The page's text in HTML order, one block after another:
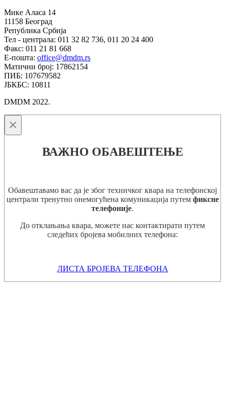
Мике Аласа 14
11158 Београд
Република Србија
Тел - централа: 011 32 82 736, 011 20 24 400
Факс: 011 21 81 668
Е-пошта: office@dmdm.rs
Матични број: 17862154
ПИБ: 107679582
ЈБКБС: 10811
DMDM 2022.
×
ВАЖНО ОБАВЕШТЕЊЕ
Обавештавамо вас да је због техничког квара на телефонској
централи тренутно онемогућена комуникација путем фиксне
телефоније.
До отклањања квара, можете нас контактирати путем
следећих бројева мобилних телефона:
ЛИСТА БРОЈЕВА ТЕЛЕФОНА